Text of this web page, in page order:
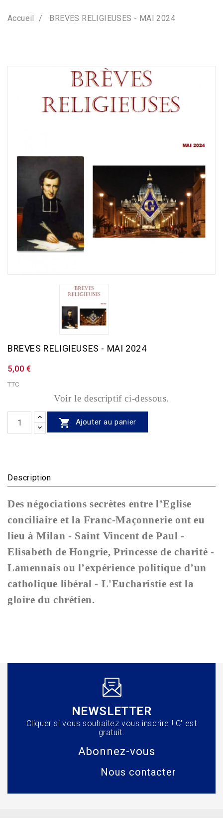
Accueil BREVES RELIGIEUSES - MAI 2024
BREVES RELIGIEUSES - MAI 2024
5,00 €
TTC
Voir le descriptif ci-dessous.
 Ajouter au panier
Description
Des négociations secrètes entre l’Eglise
conciliaire et la Franc-Maçonnerie ont eu
lieu à Milan - Saint Vincent de Paul -
Elisabeth de Hongrie, Princesse de charité -
Lamennais ou l’expérience politique d’un
catholique libéral - L'Eucharistie est la
gloire du chrétien.
NEWSLETTER
Cliquer si vous souhaitez vous inscrire ! C' est
gratuit.
Abonnez-vous
Nous contacter